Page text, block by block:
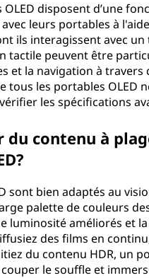
disposent d’une
leurs portables à
ils interagissent avec
tactile peuvent être
et la navigation à
les portables OLED
les spécifications
du contenu à
sont bien adaptés au
palette de couleurs
luminosité améliorés et
des films en
du contenu HDR, un
le souffle et